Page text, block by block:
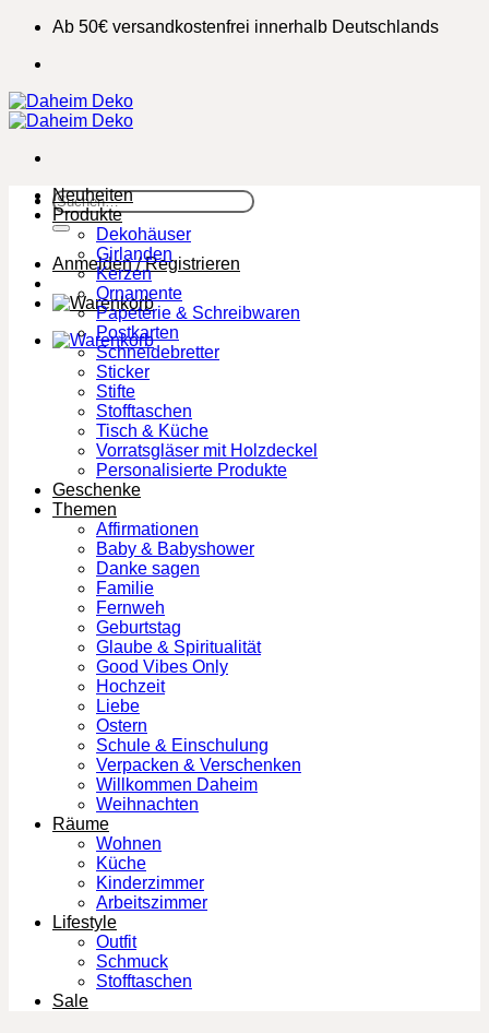
Zum
springen
Ab 50€ versandkostenfrei innerhalb Deutschlands
Suchen
nach:
Anmelden / Registrieren
Neuheiten
Produkte
Dekohäuser
Girlanden
Kerzen
Ornamente
Papeterie & Schreibwaren
Postkarten
Schneidebretter
Sticker
Stifte
Stofftaschen
Tisch & Küche
Vorratsgläser mit Holzdeckel
Personalisierte Produkte
Geschenke
Themen
Affirmationen
Baby & Babyshower
Danke sagen
Familie
Fernweh
Geburtstag
Glaube & Spiritualität
Good Vibes Only
Hochzeit
Liebe
Ostern
Schule & Einschulung
Verpacken & Verschenken
Willkommen Daheim
Weihnachten
Räume
Wohnen
Küche
Kinderzimmer
Arbeitszimmer
Lifestyle
Outfit
Schmuck
Stofftaschen
Sale